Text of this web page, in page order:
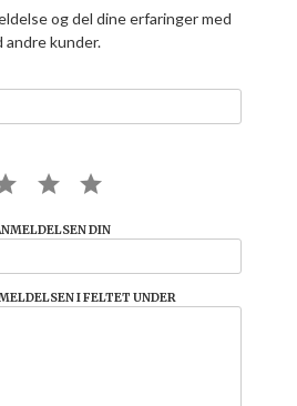
og del dine erfaringer med
kunder.
4 STAR5 STAR
DIN
I FELTET UNDER